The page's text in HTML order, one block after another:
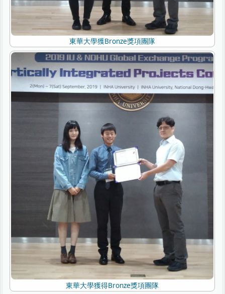
東華大學獲Bronze獎項團隊
東華大學獲得Bronze獎項團隊